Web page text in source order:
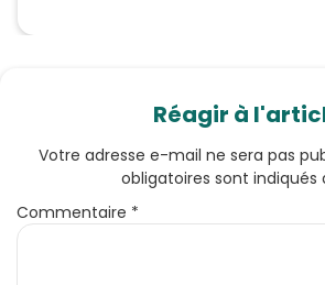
Réagir à
Votre adresse e-mail ne sera pas
obligatoires sont indiqués
Commentaire *